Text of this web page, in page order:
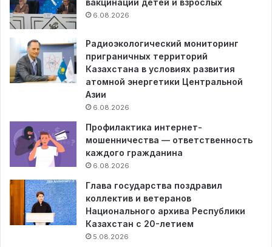
вакцинации детей и взрослых
6.08.2026
Радиоэкологический мониторинг
приграничных территорий
Казахстана в условиях развития
атомной энергетики Центральной
Азии
6.08.2026
Профилактика интернет-
мошенничества — ответственность
каждого гражданина
6.08.2026
Глава государства поздравил
коллектив и ветеранов
Национального архива Республики
Казахстан с 20-летием
5.08.2026